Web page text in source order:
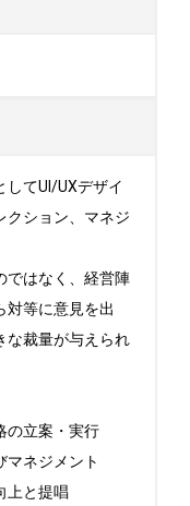
してUI/UXデザイ
クション、マネジ
ではなく、経営陣
対等に意見を出
な裁量が与えられ
の立案・実行
マネジメント
上と提唱